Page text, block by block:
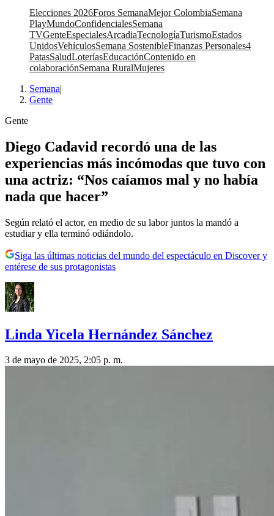
Elecciones 2026Foros SemanaMejor ColombiaSemana
PlayMundoConfidencialesSemana
TVGenteEspecialesArcadiaTecnologíaTurismoEstados
UnidosVehículosSemana SostenibleFinanzas Personales4
PatasSaludLoteríasEducaciónContenido en
colaboraciónSemana RuralMujeres
Semana|
Gente
Gente
Diego Cadavid recordó una de las
experiencias más incómodas que tuvo con
una actriz: “Nos caíamos mal y no había
nada que hacer”
Según relató el actor, en medio de su labor juntos la mandó a
estudiar y ella terminó odiándolo.
Siga las últimas noticias del mundo del espectáculo en Discover y
entérese de sus protagonistas
Linda Yicela Hernández Sánchez
3 de mayo de 2025, 2:05 p. m.